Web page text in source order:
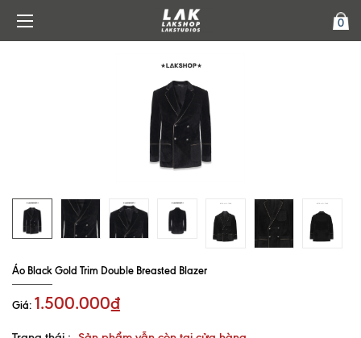
0
Áo Black Gold Trim Double Breasted Blazer
Giá: 1.500.000₫